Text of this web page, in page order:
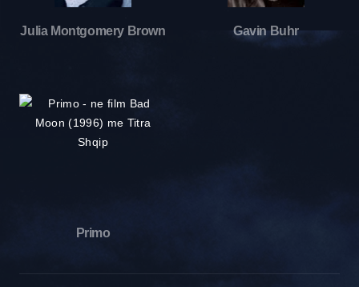
Julia Montgomery Brown Gavin Buhr
Primo